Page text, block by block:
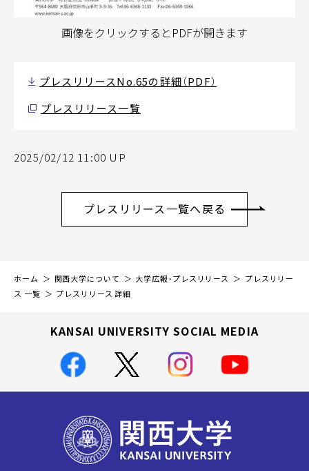
画像をクリックするとPDFが開きます
プレスリリースNo.65の詳細（PDF）
プレスリリース一覧
2025/02/12 11:00 UP
プレスリリース一覧へ戻る
ホーム 関西大学について 大学広報・プレスリリース
プレスリリー
ス 一覧
プレスリリース 詳細
KANSAI UNIVERSITY SOCIAL MEDIA